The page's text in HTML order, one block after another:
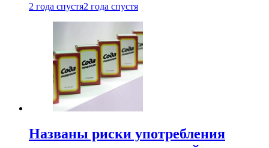
2 года спустя2 года спустя
Названы риски употребления